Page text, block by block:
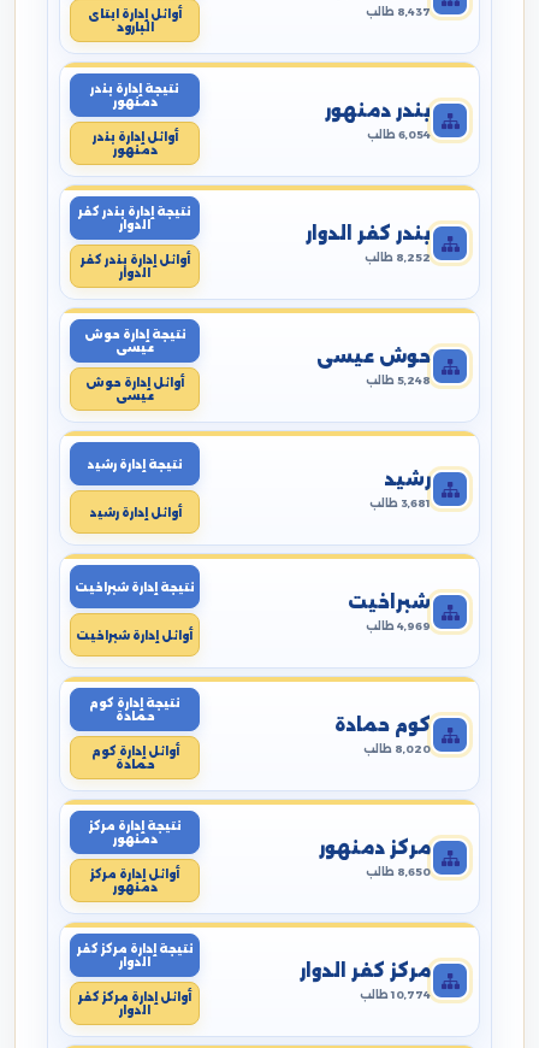
8,437 طالب
أوائل إدارة ايتاى
البارود
بندر دمنهور
6,054 طالب
نتيجة إدارة بندر
دمنهور
أوائل إدارة بندر
دمنهور
بندر كفر الدوار
8,252 طالب
نتيجة إدارة بندر كفر
الدوار
أوائل إدارة بندر كفر
الدوار
حوش عيسى
5,248 طالب
نتيجة إدارة حوش
عيسى
أوائل إدارة حوش
عيسى
رشيد
3,681 طالب
نتيجة إدارة رشيد
أوائل إدارة رشيد
شبراخيت
4,969 طالب
نتيجة إدارة شبراخيت
أوائل إدارة شبراخيت
كوم حمادة
8,020 طالب
نتيجة إدارة كوم
حمادة
أوائل إدارة كوم
حمادة
مركز دمنهور
8,650 طالب
نتيجة إدارة مركز
دمنهور
أوائل إدارة مركز
دمنهور
مركز كفر الدوار
10,774 طالب
نتيجة إدارة مركز كفر
الدوار
أوائل إدارة مركز كفر
الدوار